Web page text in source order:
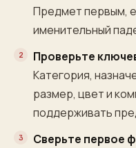
Предмет первым,
именительный
Проверьте
Категория,
размер, цвет и
поддерживать
Сверьте первое